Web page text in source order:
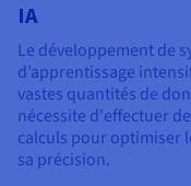
IA
Le développement de
d’apprentissage
vastes quantités de
nécessite d'effectuer
calculs pour optimiser
sa précision.